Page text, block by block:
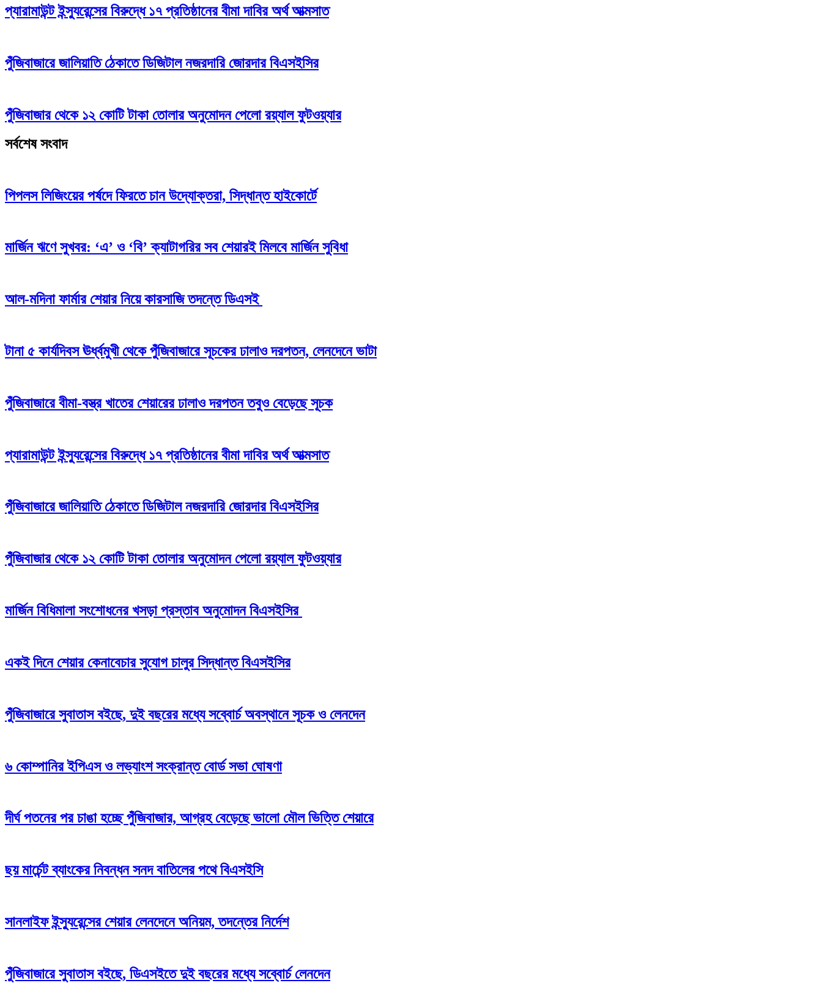
প্যারামাউন্ট ইন্স্যুরেন্সের বিরুদ্ধে ১৭ প্রতিষ্ঠানের বীমা দাবির অর্থ আত্মসাত
পুঁজিবাজারে জালিয়াতি ঠেকাতে ডিজিটাল নজরদারি জোরদার বিএসইসির
পুঁজিবাজার থেকে ১২ কোটি টাকা তোলার অনুমোদন পেলো রয়্যাল ফুটওয়্যার
সর্বশেষ সংবাদ
পিপলস লিজিংয়ের পর্ষদে ফিরতে চান উদ্যোক্তরা, সিদ্ধান্ত হাইকোর্টে
মার্জিন ঋণে সুখবর: ‘এ’ ও ‘বি’ ক্যাটাগরির সব শেয়ারই মিলবে মার্জিন সুবিধা
আল-মদিনা ফার্মার শেয়ার নিয়ে কারসাজি তদন্তে ডিএসই
টানা ৫ কার্যদিবস ঊর্ধ্বমুখী থেকে পুঁজিবাজারে সূচকের ঢালাও দরপতন, লেনদেনে ভাটা
পুঁজিবাজারে বীমা-বস্ত্র খাতের শেয়ারের ঢালাও দরপতন তবুও বেড়েছে সূচক
প্যারামাউন্ট ইন্স্যুরেন্সের বিরুদ্ধে ১৭ প্রতিষ্ঠানের বীমা দাবির অর্থ আত্মসাত
পুঁজিবাজারে জালিয়াতি ঠেকাতে ডিজিটাল নজরদারি জোরদার বিএসইসির
পুঁজিবাজার থেকে ১২ কোটি টাকা তোলার অনুমোদন পেলো রয়্যাল ফুটওয়্যার
মার্জিন বিধিমালা সংশোধনের খসড়া প্রস্তাব অনুমোদন বিএসইসির
একই দিনে শেয়ার কেনাবেচার সুযোগ চালুর সিদ্ধান্ত বিএসইসির
পুঁজিবাজারে সুবাতাস বইছে, দুই বছরের মধ্যে সব্বোর্চ অবস্থানে সূচক ও লেনদেন
৬ কোম্পানির ইপিএস ও লভ্যাংশ সংক্রান্ত বোর্ড সভা ঘোষণা
দীর্ঘ পতনের পর চাঙা হচ্ছে পুঁজিবাজার, আগ্রহ বেড়েছে ভালো মৌল ভিত্তি শেয়ারে
ছয় মার্চেন্ট ব্যাংকের নিবন্ধন সনদ বাতিলের পথে বিএসইসি
সানলাইফ ইন্স্যুরেন্সের শেয়ার লেনদেনে অনিয়ম, তদন্তের নির্দেশ
পুঁজিবাজারে সুবাতাস বইছে, ডিএসইতে দুই বছরের মধ্যে সব্বোর্চ লেনদেন